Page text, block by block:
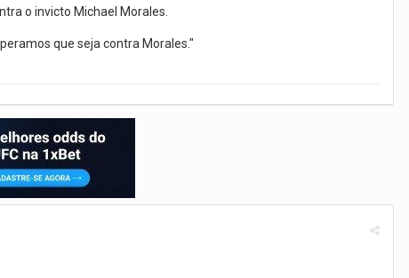
o invicto Michael Morales.
que seja contra Morales."